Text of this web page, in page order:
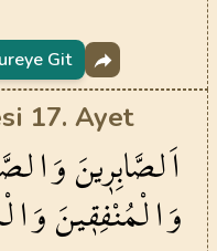
Git
17. Ayet
اَلصَّابِر۪ينَ
وَالْمُنْفِق۪ينَ